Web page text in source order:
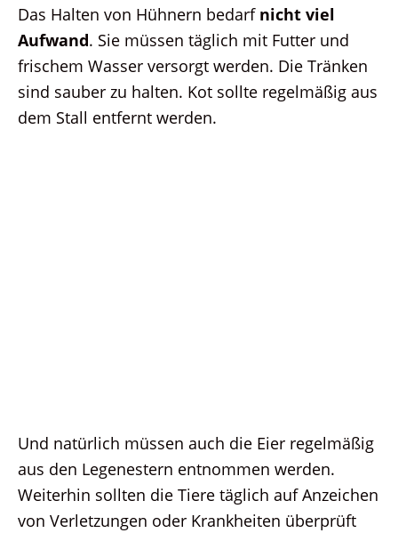
Das Halten von Hühnern bedarf nicht viel
Aufwand. Sie müssen täglich mit Futter und
frischem Wasser versorgt werden. Die Tränken
sind sauber zu halten. Kot sollte regelmäßig aus
dem Stall entfernt werden.
Und natürlich müssen auch die Eier regelmäßig
aus den Legenestern entnommen werden.
Weiterhin sollten die Tiere täglich auf Anzeichen
von Verletzungen oder Krankheiten überprüft